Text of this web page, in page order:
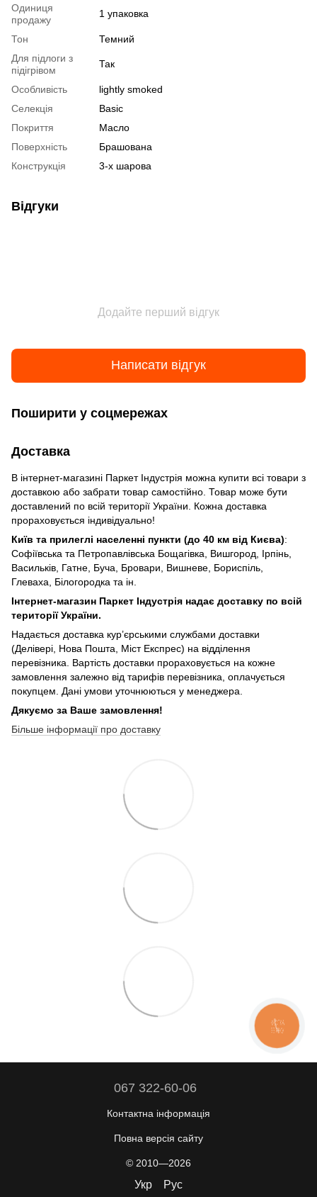
Одиниця
продажу
1 упаковка
Тон
Темний
Для підлоги з
підігрівом
Так
Особливість
lightly smoked
Селекція
Basic
Покриття
Масло
Поверхність
Брашована
Конструкція
3-х шарова
Відгуки
Додайте перший відгук
Написати відгук
Поширити у соцмережах
Доставка
В інтернет-магазині Паркет Індустрія можна купити всі товари з
доставкою або забрати товар самостійно. Товар може бути
доставлений по всій території України. Кожна доставка
прораховується індивідуально!
Київ та прилеглі населенні пункти (до 40 км від Києва):
Софіївська та Петропавлівська Бощагівка, Вишгород, Ірпінь,
Васильків, Гатне, Буча, Бровари, Вишневе, Бориспіль,
Глеваха, Білогородка та ін.
Інтернет-магазин Паркет Індустрія надає доставку по всій
території України.
Надається доставка кур’єрськими службами доставки
(Делівері, Нова Пошта, Міст Експрес) на відділення
перевізника. Вартість доставки прораховується на кожне
замовлення залежно від тарифів перевізника, оплачується
покупцем. Дані умови уточнюються у менеджера.
Дякуємо за Ваше замовлення!
Більше інформації про доставку
067 322-60-06
Контактна інформація
Повна версія сайту
© 2010—2026
Укр Рус
КНОПКА
ЗВ'ЯЗКУ